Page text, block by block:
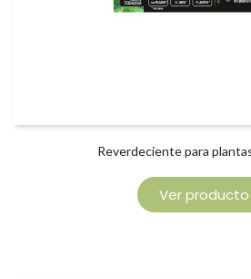
Reverdeciente para
Ver producto